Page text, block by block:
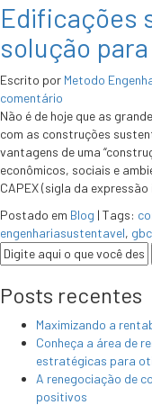
Edificações
solução
Escrito por Metodo
comentário
Não é de hoje que as
com as construções
vantagens de uma
econômicos, sociais e
CAPEX (sigla da
Postado em Blog | Tags:
engenhariasustentavel, gbc
Posts recentes
Maximizando a
Conheça a área de
estratégicas para
A renegociação de
positivos